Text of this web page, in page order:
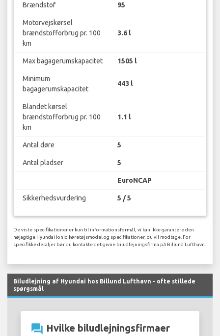
Brændstof 95
Motorvejskørsel
brændstofforbrug pr. 100
km
3.6 l
Max bagagerumskapacitet 1505 l
Minimum
bagagerumskapacitet
443 l
Blandet kørsel
brændstofforbrug pr. 100
km
1.1 l
Antal døre 5
Antal pladser 5
EuroNCAP
Sikkerhedsvurdering 5 / 5
De viste specifikationer er kun til informationsformål, vi kan ikke garantere den
nøjagtige Hyundai Ioniq køretøjsmodel og specifikationer, du vil modtage. For
specifikke detaljer bør du kontakte det givne biludlejningsfirma på Billund Lufthavn.
Biludlejning af Hyundai hos Billund Lufthavn - ofte stillede
spørgsmål
question_answer Hvilke biludlejningsfirmaer